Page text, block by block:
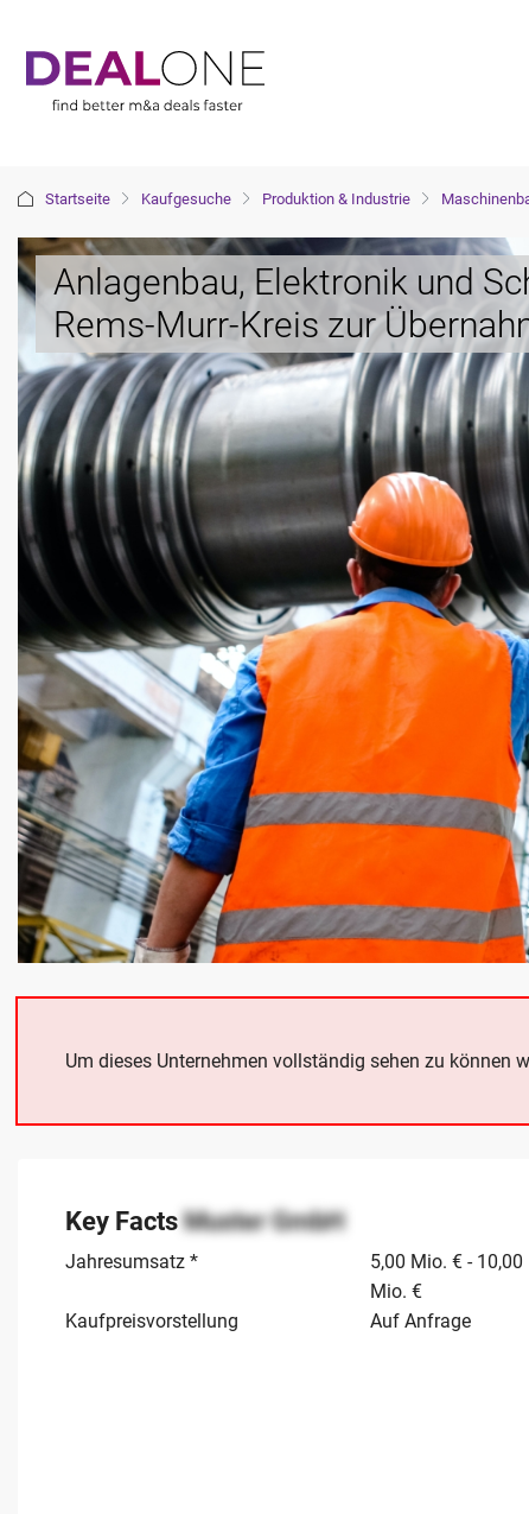
Startseite Kaufgesuche Produktion & Industrie
Anlagenbau, Elektronik und
Rems-Murr-Kreis zur
Um dieses Unternehmen vollständig sehen zu können
Key FactsMuster GmbH
Jahresumsatz *
5,00 Mio. € - 10,00
Mio. €
Kaufpreisvorstellung
Auf Anfrage